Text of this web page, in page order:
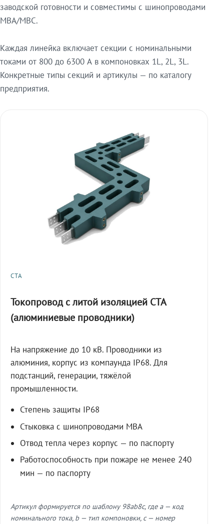
заводской готовности и совместимы с шинопроводами
МВА/МВС.
Каждая линейка включает секции с номинальными
токами от 800 до 6300 А в компоновках 1L, 2L, 3L.
Конкретные типы секций и артикулы — по каталогу
предприятия.
СТА
Токопровод с литой изоляцией СТА
(алюминиевые проводники)
На напряжение до 10 кВ. Проводники из
алюминия, корпус из компаунда IP68. Для
подстанций, генерации, тяжёлой
промышленности.
Степень защиты IP68
Стыковка с шинопроводами МВА
Отвод тепла через корпус — по паспорту
Работоспособность при пожаре не менее 240
мин — по паспорту
Артикул формируется по шаблону 98ab8c, где a — код
номинального тока, b — тип компоновки, c — номер